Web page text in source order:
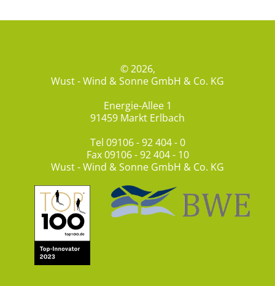
© 2026,
Wust - Wind & Sonne GmbH & Co. KG
Energie-Allee 1
91459 Markt Erlbach
Tel 09106 - 92 404 - 0
Fax 09106 - 92 404 - 10
Wust - Wind & Sonne GmbH & Co. KG